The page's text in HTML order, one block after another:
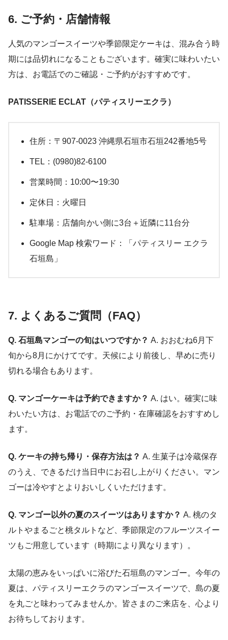
6. ご予約・店舗情報
人気のマンゴースイーツや季節限定ケーキは、混み合う時
期には品切れになることもございます。確実に味わいたい
方は、お電話でのご確認・ご予約がおすすめです。
PATISSERIE ECLAT（パティスリーエクラ）
住所：〒907-0023 沖縄県石垣市石垣242番地5号
TEL：(0980)82-6100
営業時間：10:00〜19:30
定休日：火曜日
駐車場：店舗向かい側に3台＋近隣に11台分
Google Map 検索ワード：「パティスリー エクラ
石垣島」
7. よくあるご質問（FAQ）
Q. 石垣島マンゴーの旬はいつですか？ A. おおむね6月下
旬から8月にかけてです。天候により前後し、早めに売り
切れる場合もあります。
Q. マンゴーケーキは予約できますか？ A. はい。確実に味
わいたい方は、お電話でのご予約・在庫確認をおすすめし
ます。
Q. ケーキの持ち帰り・保存方法は？ A. 生菓子は冷蔵保存
のうえ、できるだけ当日中にお召し上がりください。マン
ゴーは冷やすとよりおいしくいただけます。
Q. マンゴー以外の夏のスイーツはありますか？ A. 桃のタ
ルトやまるごと桃タルトなど、季節限定のフルーツスイー
ツもご用意しています（時期により異なります）。
太陽の恵みをいっぱいに浴びた石垣島のマンゴー。今年の
夏は、パティスリーエクラのマンゴースイーツで、島の夏
を丸ごと味わってみませんか。皆さまのご来店を、心より
お待ちしております。